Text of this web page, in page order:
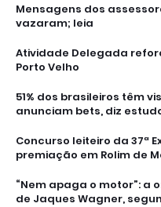
Mensagens dos
vazaram; leia
Atividade Delegada
Porto Velho
51% dos brasileiros têm
anunciam bets, diz
Concurso leiteiro da 37ª
premiação em Rolim de
“Nem apaga o motor”: a
de Jaques Wagner,